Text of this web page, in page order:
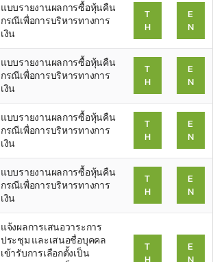
แบบรายงานผลการซื้อหุ้นคืน
กรณีเพื่อการบริหารทางการ
เงิน
T
H
E
N
แบบรายงานผลการซื้อหุ้นคืน
กรณีเพื่อการบริหารทางการ
เงิน
T
H
E
N
แบบรายงานผลการซื้อหุ้นคืน
กรณีเพื่อการบริหารทางการ
เงิน
T
H
E
N
แบบรายงานผลการซื้อหุ้นคืน
กรณีเพื่อการบริหารทางการ
เงิน
T
H
E
N
แจ้งผลการเสนอวาระการ
ประชุม และเสนอชื่อบุคคล
เข้ารับการเลือกตั้งเป็น
T
E